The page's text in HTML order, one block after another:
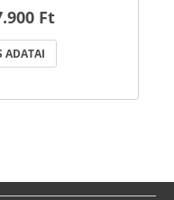
Ft
ADATAI